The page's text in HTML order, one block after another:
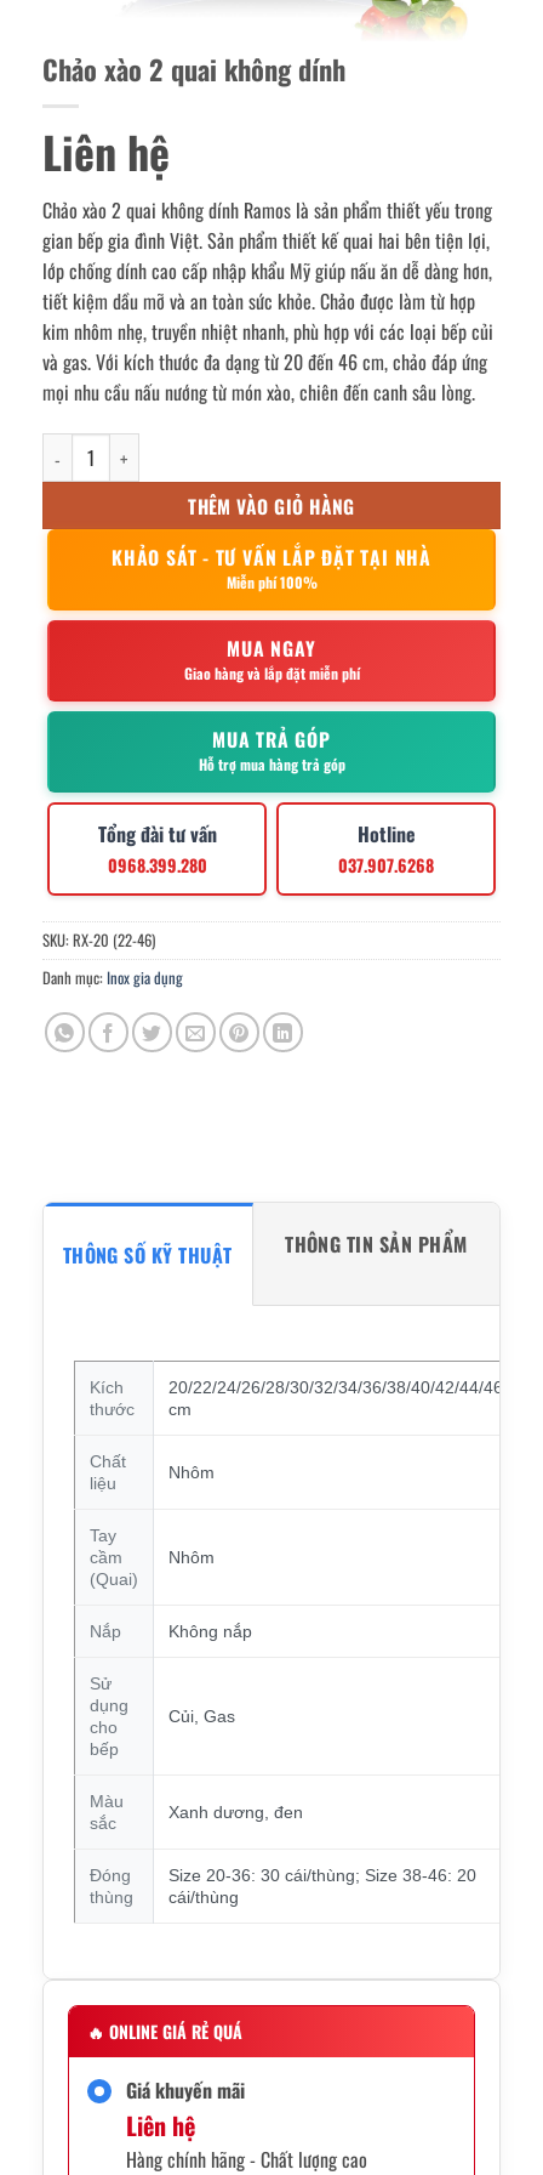
Chảo xào 2 quai không dính
Liên hệ
Chảo xào 2 quai không dính Ramos là sản phẩm thiết yếu trong
gian bếp gia đình Việt. Sản phẩm thiết kế quai hai bên tiện lợi,
lớp chống dính cao cấp nhập khẩu Mỹ giúp nấu ăn dễ dàng hơn,
tiết kiệm dầu mỡ và an toàn sức khỏe. Chảo được làm từ hợp
kim nhôm nhẹ, truyền nhiệt nhanh, phù hợp với các loại bếp củi
và gas. Với kích thước đa dạng từ 20 đến 46 cm, chảo đáp ứng
mọi nhu cầu nấu nướng từ món xào, chiên đến canh sâu lòng.
Chảo xào 2 quai không dính số lượng
THÊM VÀO GIỎ HÀNG
KHẢO SÁT - TƯ VẤN LẮP ĐẶT TẠI NHÀ
Miễn phí 100%
MUA NGAY
Giao hàng và lắp đặt miễn phí
MUA TRẢ GÓP
Hỗ trợ mua hàng trả góp
Tổng đài tư vấn
0968.399.280
Hotline
037.907.6268
SKU: RX-20 (22-46)
Danh mục: Inox gia dụng
THÔNG SỐ KỸ THUẬT THÔNG TIN SẢN PHẨM
Kích
thước
20/22/24/26/28/30/32/34/36/38/40/42/44/46
cm
Chất
liệu
Nhôm
Tay
cầm
(Quai)
Nhôm
Nắp Không nắp
Sử
dụng
cho
bếp
Củi, Gas
Màu
sắc
Xanh dương, đen
Đóng
thùng
Size 20-36: 30 cái/thùng; Size 38-46: 20
cái/thùng
🔥 ONLINE GIÁ RẺ QUÁ
Giá khuyến mãi
Liên hệ
Hàng chính hãng - Chất lượng cao